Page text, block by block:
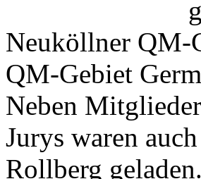
Neuköllner QM-
QM-Gebiet
Neben
Jurys waren
Rollberg